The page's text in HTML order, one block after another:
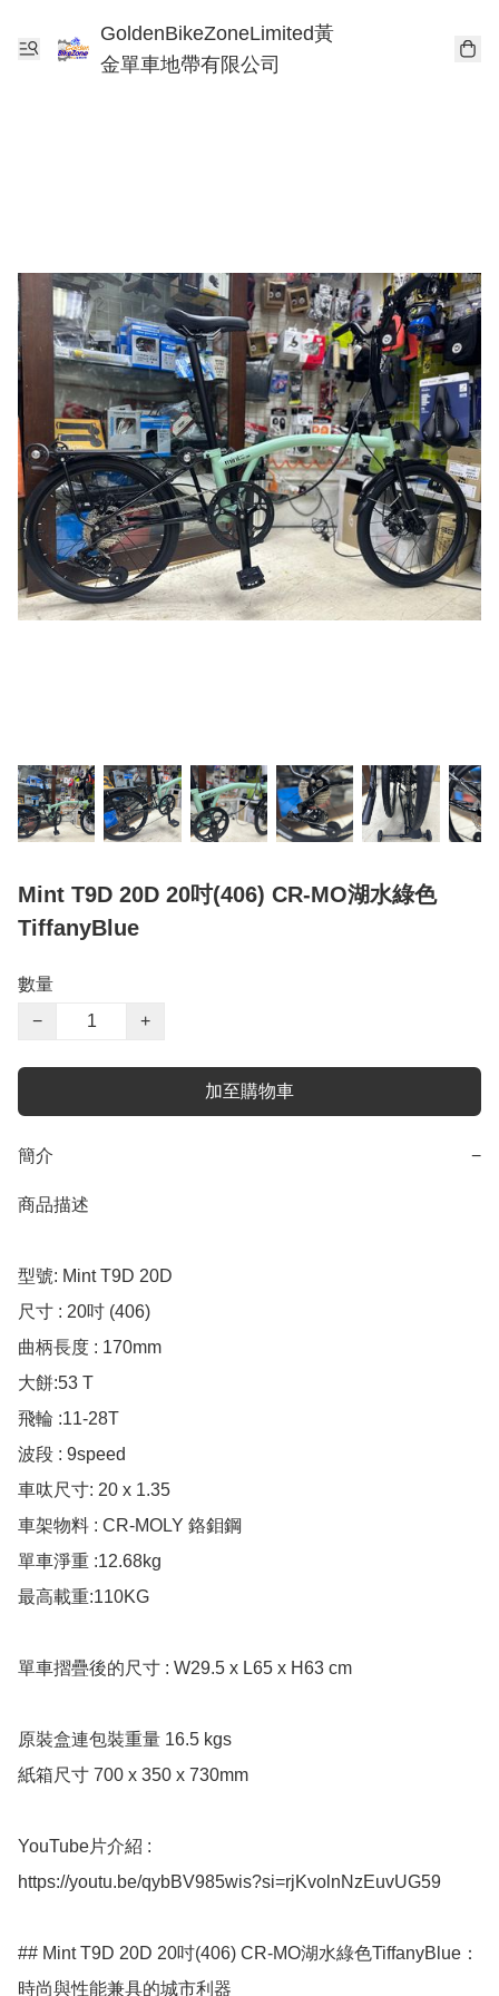
GoldenBikeZoneLimited黃
金單車地帶有限公司
Mint T9D 20D 20吋(406) CR-MO湖水綠色
TiffanyBlue
數量
−
+
加至購物車
簡介 −
商品描述
型號: Mint T9D 20D
尺寸 : 20吋 (406)
曲柄長度 : 170mm
大餅:53 T
飛輪 :11-28T
波段 : 9speed
車呔尺寸: 20 x 1.35
車架物料 : CR-MOLY 鉻鉬鋼
單車淨重 :12.68kg
最高載重:110KG
單車摺疊後的尺寸 : W29.5 x L65 x H63 cm
原裝盒連包裝重量 16.5 kgs
紙箱尺寸 700 x 350 x 730mm
YouTube片介紹 :
https://youtu.be/qybBV985wis?si=rjKvolnNzEuvUG59
## Mint T9D 20D 20吋(406) CR-MO湖水綠色TiffanyBlue：
時尚與性能兼具的城市利器